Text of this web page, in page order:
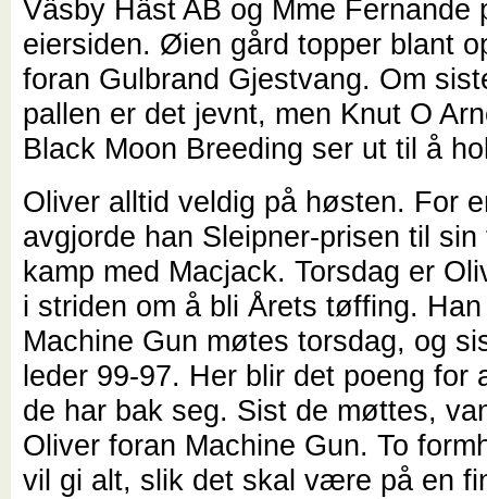
Väsby Häst AB og Mme Fernande
eiersiden. Øien gård topper blant
foran Gulbrand Gjestvang. Om
pallen er det jevnt, men Knut O
Black Moon Breeding ser ut til å
Oliver alltid veldig på høsten. For
avgjorde han Sleipner-prisen til sin
kamp med Macjack. Torsdag er
i striden om å bli Årets tøffing.
Machine Gun møtes torsdag, og
leder 99-97. Her blir det poeng for
de har bak seg. Sist de møttes,
Oliver foran Machine Gun. To
vil gi alt, slik det skal være på en